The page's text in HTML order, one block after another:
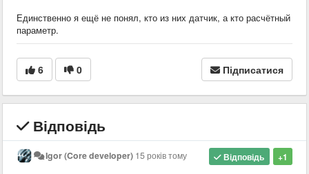
Единственно я ещё не понял, кто из них датчик, а кто расчётный
параметр.
6 0 Підписатися
Відповідь
+1
Відповідь
Igor (Core developer) 15 років тому